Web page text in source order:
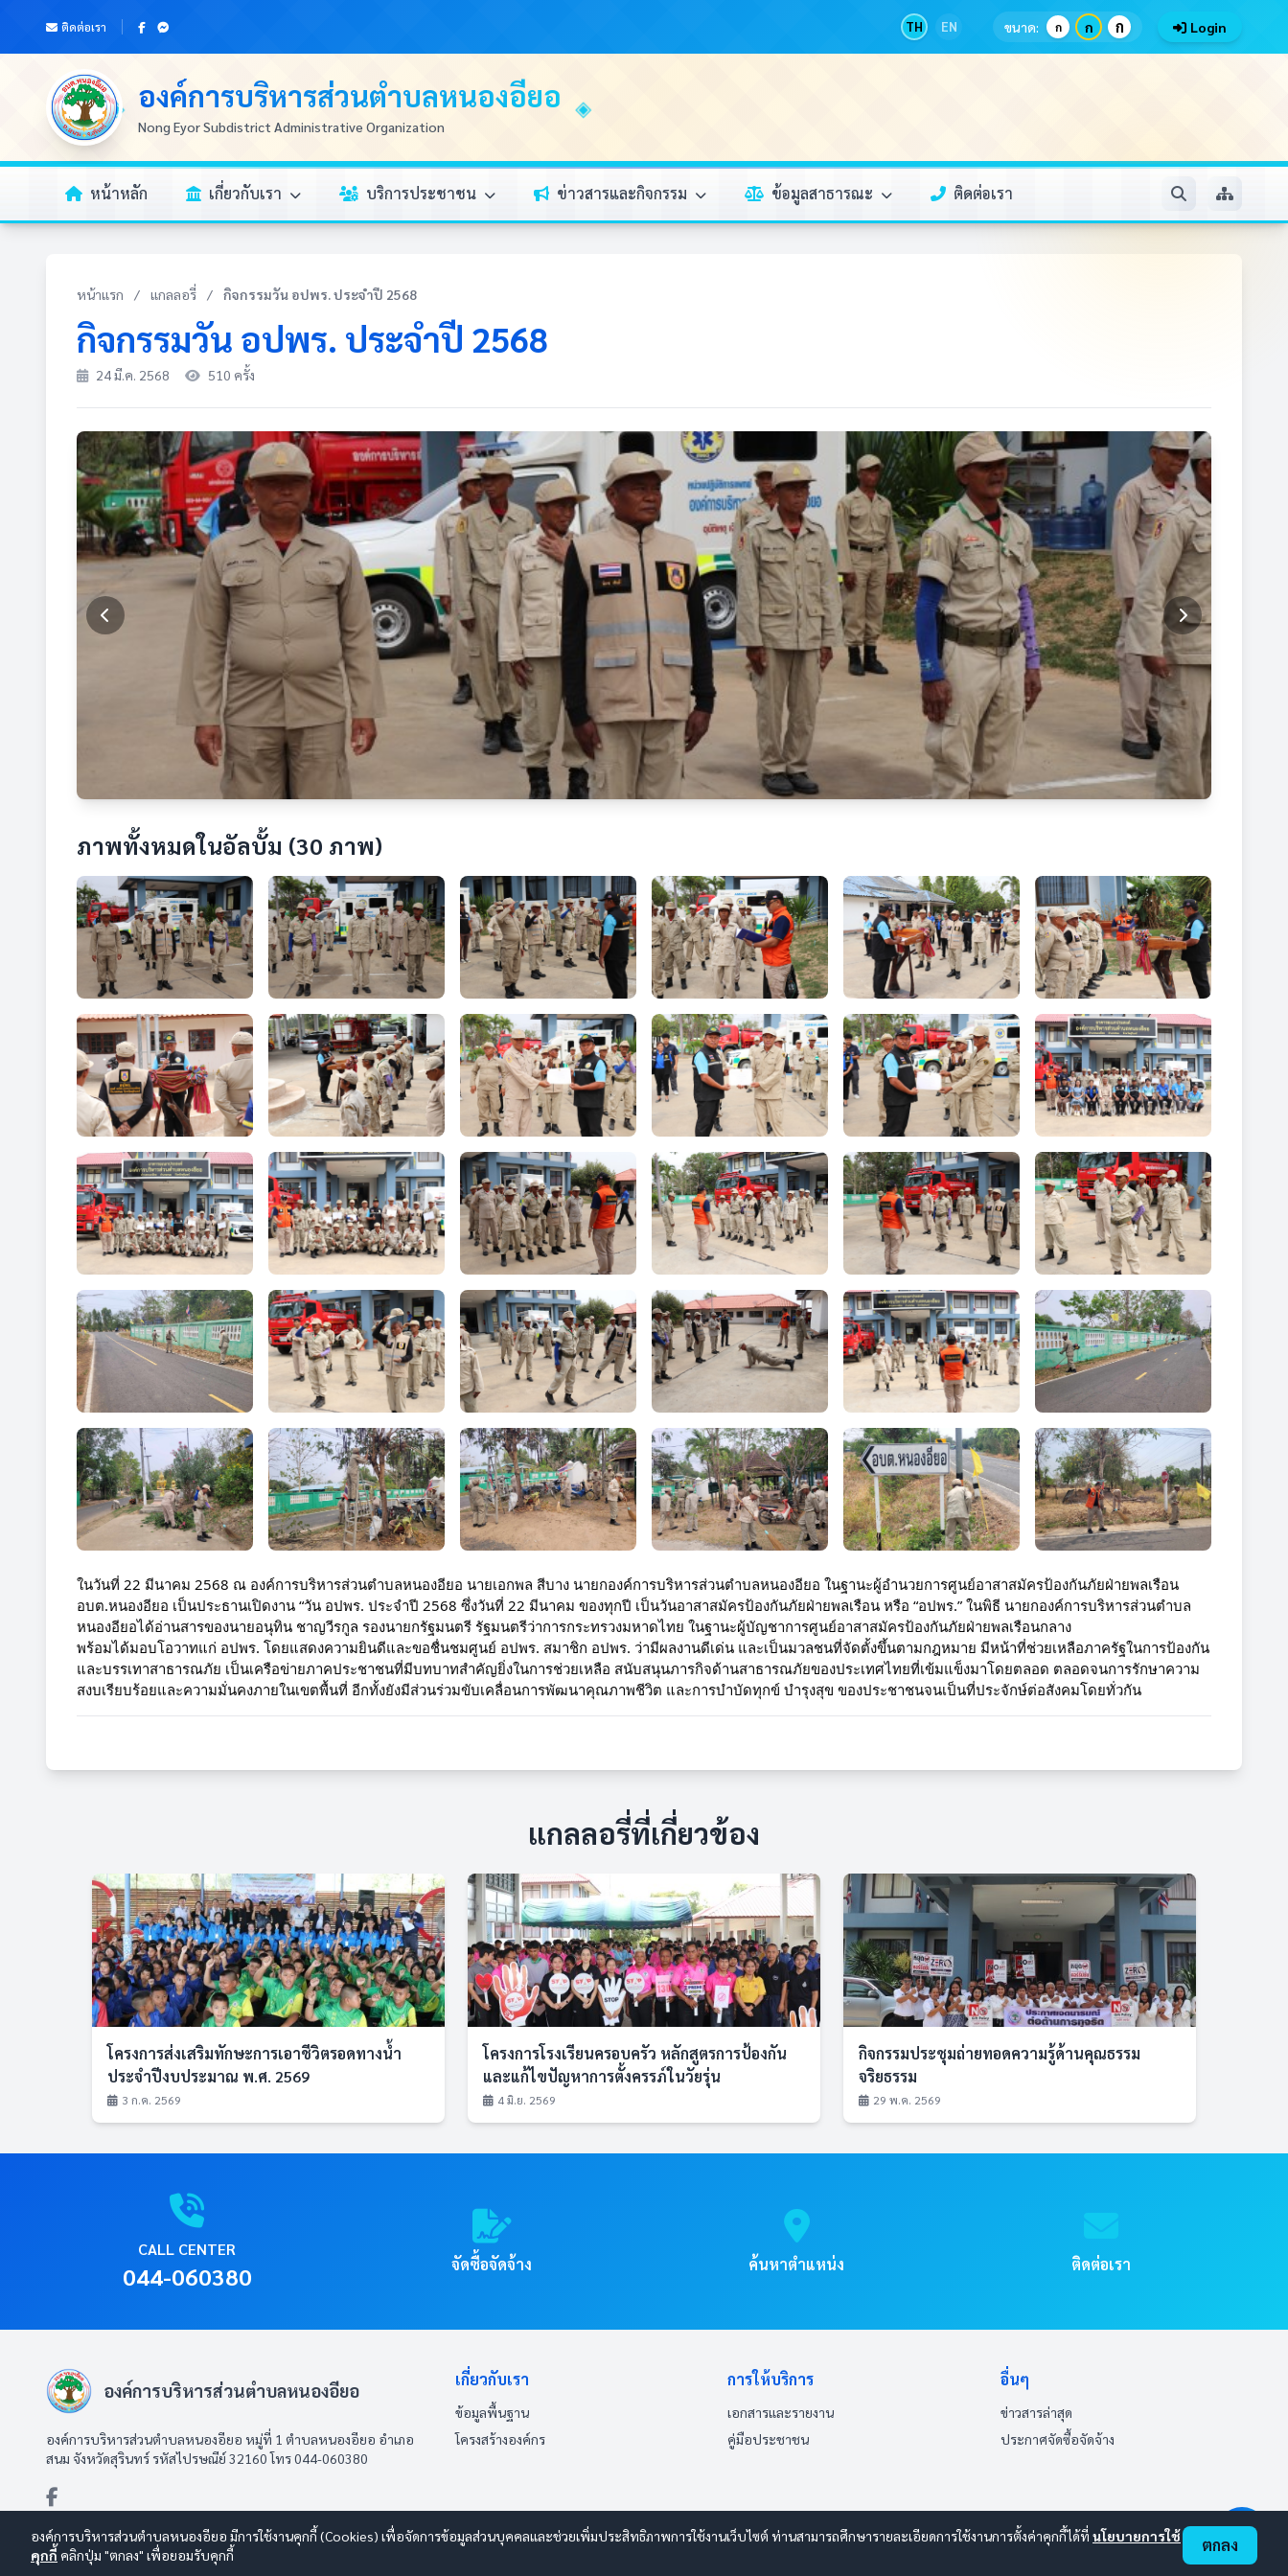
ติดต่อเรา TH EN ขนาด: ก ก ก Login
องค์การบริหารส่วนตำบลหนองอียอ
Nong Eyor Subdistrict Administrative Organization
หน้าหลัก เกี่ยวกับเรา บริการประชาชน ข่าวสารและกิจกรรม ข้อมูลสาธารณะ ติดต่อเรา
หน้าแรก / แกลลอรี่ / กิจกรรมวัน อปพร. ประจำปี 2568
กิจกรรมวัน อปพร. ประจำปี 2568
24 มี.ค. 2568 510 ครั้ง
ภาพทั้งหมดในอัลบั้ม (30 ภาพ)
ในวันที่ 22 มีนาคม 2568 ณ องค์การบริหารส่วนตำบลหนองอียอ นายเอกพล สีบาง นายกองค์การบริหารส่วนตำบลหนองอียอ ในฐานะผู้อำนวยการศูนย์อาสาสมัครป้องกันภัยฝ่ายพลเรือน
อบต.หนองอียอ เป็นประธานเปิดงาน “วัน อปพร. ประจำปี 2568 ซึ่งวันที่ 22 มีนาคม ของทุกปี เป็นวันอาสาสมัครป้องกันภัยฝ่ายพลเรือน หรือ “อปพร.” ในพิธี นายกองค์การบริหารส่วนตำบล
หนองอียอได้อ่านสารของนายอนุทิน ชาญวีรกูล รองนายกรัฐมนตรี รัฐมนตรีว่าการกระทรวงมหาดไทย ในฐานะผู้บัญชาการศูนย์อาสาสมัครป้องกันภัยฝ่ายพลเรือนกลาง
พร้อมได้มอบโอวาทแก่ อปพร. โดยแสดงความยินดีและขอชื่นชมศูนย์ อปพร. สมาชิก อปพร. ว่ามีผลงานดีเด่น และเป็นมวลชนที่จัดตั้งขึ้นตามกฎหมาย มีหน้าที่ช่วยเหลือภาครัฐในการป้องกัน
และบรรเทาสาธารณภัย เป็นเครือข่ายภาคประชาชนที่มีบทบาทสำคัญยิ่งในการช่วยเหลือ สนับสนุนภารกิจด้านสาธารณภัยของประเทศไทยที่เข้มแข็งมาโดยตลอด ตลอดจนการรักษาความ
สงบเรียบร้อยและความมั่นคงภายในเขตพื้นที่ อีกทั้งยังมีส่วนร่วมขับเคลื่อนการพัฒนาคุณภาพชีวิต และการบำบัดทุกข์ บำรุงสุข ของประชาชนจนเป็นที่ประจักษ์ต่อสังคมโดยทั่วกัน
แกลลอรี่ที่เกี่ยวข้อง
โครงการส่งเสริมทักษะการเอาชีวิตรอดทางน้ำ
ประจำปีงบประมาณ พ.ศ. 2569
3 ก.ค. 2569
โครงการโรงเรียนครอบครัว หลักสูตรการป้องกัน
และแก้ไขปัญหาการตั้งครรภ์ในวัยรุ่น
4 มิ.ย. 2569
กิจกรรมประชุมถ่ายทอดความรู้ด้านคุณธรรม
จริยธรรม
29 พ.ค. 2569
CALL CENTER
044-060380 จัดซื้อจัดจ้าง ค้นหาตำแหน่ง ติดต่อเรา
องค์การบริหารส่วนตำบลหนองอียอ
องค์การบริหารส่วนตำบลหนองอียอ หมู่ที่ 1 ตำบลหนองอียอ อำเภอ
สนม จังหวัดสุรินทร์ รหัสไปรษณีย์ 32160 โทร 044-060380
เกี่ยวกับเรา
ข้อมูลพื้นฐาน
โครงสร้างองค์กร
การให้บริการ
เอกสารและรายงาน
คู่มือประชาชน
อื่นๆ
ข่าวสารล่าสุด
ประกาศจัดซื้อจัดจ้าง
องค์การบริหารส่วนตำบลหนองอียอ มีการใช้งานคุกกี้ (Cookies) เพื่อจัดการข้อมูลส่วนบุคคลและช่วยเพิ่มประสิทธิภาพการใช้งานเว็บไซต์ ท่านสามารถศึกษารายละเอียดการใช้งานการตั้งค่าคุกกี้ได้ที่ นโยบายการใช้
คุกกี้ คลิกปุ่ม "ตกลง" เพื่อยอมรับคุกกี้ ตกลง